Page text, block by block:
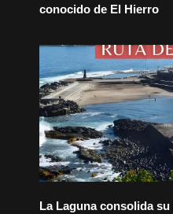
conocido de El Hierro
La Laguna consolida